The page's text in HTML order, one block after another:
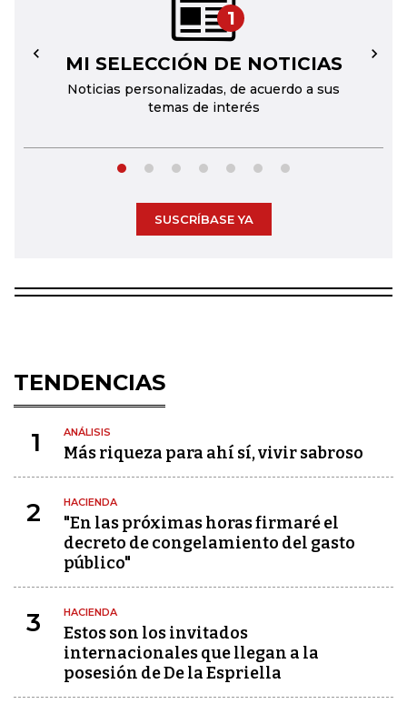
1
MI SELECCIÓN DE NOTICIAS
Noticias personalizadas, de acuerdo a sus
temas de interés
← →
SUSCRÍBASE YA
TENDENCIAS
1 ANÁLISIS
Más riqueza para ahí sí, vivir sabroso
2 HACIENDA
"En las próximas horas firmaré el
decreto de congelamiento del gasto
público"
3 HACIENDA
Estos son los invitados
internacionales que llegan a la
posesión de De la Espriella